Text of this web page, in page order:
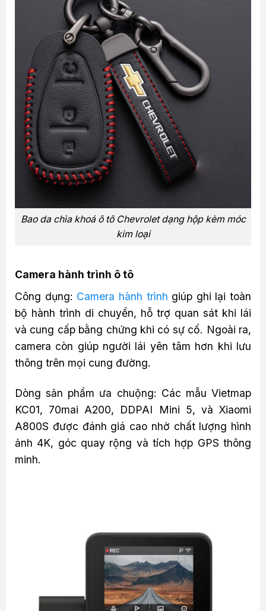
Bao da chìa khoá ô tô Chevrolet dạng hộp kèm móc
kim loại
Camera hành trình ô tô
Công dụng: Camera hành trình giúp ghi lại toàn
bộ hành trình di chuyển, hỗ trợ quan sát khi lái
và cung cấp bằng chứng khi có sự cố. Ngoài ra,
camera còn giúp người lái yên tâm hơn khi lưu
thông trên mọi cung đường.
Dòng sản phẩm ưa chuộng: Các mẫu Vietmap
KC01, 70mai A200, DDPAI Mini 5, và Xiaomi
A800S được đánh giá cao nhờ chất lượng hình
ảnh 4K, góc quay rộng và tích hợp GPS thông
minh.